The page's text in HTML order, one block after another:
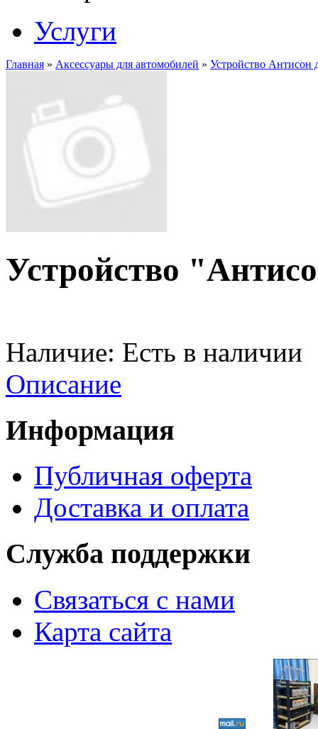
Услуги
Главная » Аксессуары для автомобилей » Устройство Антисон
Устройство
Наличие: Есть в наличии
Описание
Информация
Публичная оферта
Доставка и оплата
Служба поддержки
Связаться с нами
Карта сайта